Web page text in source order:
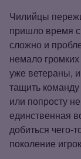
Чилийцы
пришло время
сложно и
немало
уже ветераны,
тащить
или попросту
единственная
добиться
поколение